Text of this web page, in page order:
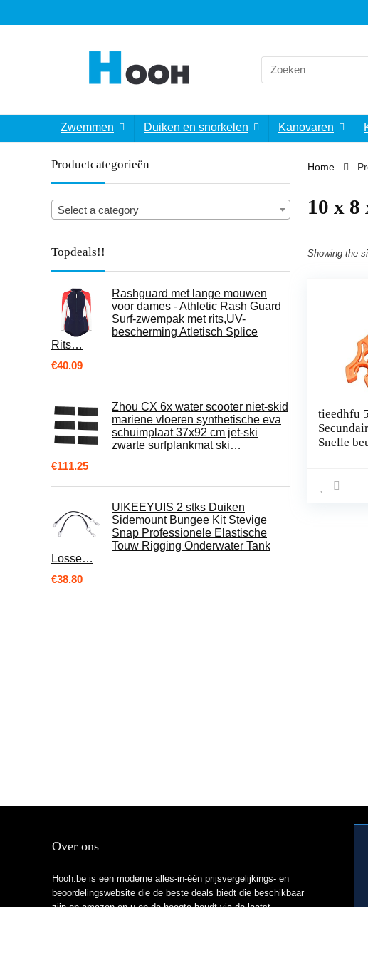
Search
for:
Zwemmen Duiken en snorkelen Kanovaren
Productcategorieën
Select a category
Topdeals!!
Rashguard met lange mouwen
voor dames - Athletic Rash Guard
Surf-zwempak met rits,UV-
bescherming Atletisch Splice
Rits…
€40.09
Zhou CX 6x water scooter niet-skid
mariene vloeren synthetische eva
schuimplaat 37x92 cm jet-ski
zwarte surfplankmat ski…
€111.25
UIKEEYUIS 2 stks Duiken
Sidemount Bungee Kit Stevige
Snap Professionele Elastische
Touw Rigging Onderwater Tank
Losse…
€38.80
Home
‎10 x 8
Showing the
tieedhfu
Snelle
Over ons
Hooh.be is een moderne alles-in-één prijsvergelijkings- en
beoordelingswebsite die de beste deals biedt die beschikbaar
zijn op amazon en u op de hoogte houdt via de laatst